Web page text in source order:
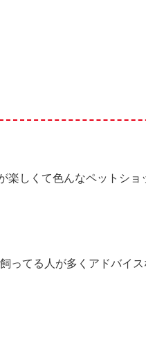
楽しくて色んなペットショ
ってる人が多くアドバイス